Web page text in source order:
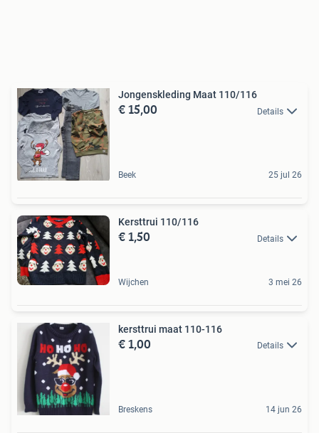
Jongenskleding Maat 110/116
€ 15,00 Details
Beek 25 jul 26
Kersttrui 110/116
€ 1,50 Details
Wijchen 3 mei 26
kersttrui maat 110-116
€ 1,00 Details
Breskens 14 jun 26